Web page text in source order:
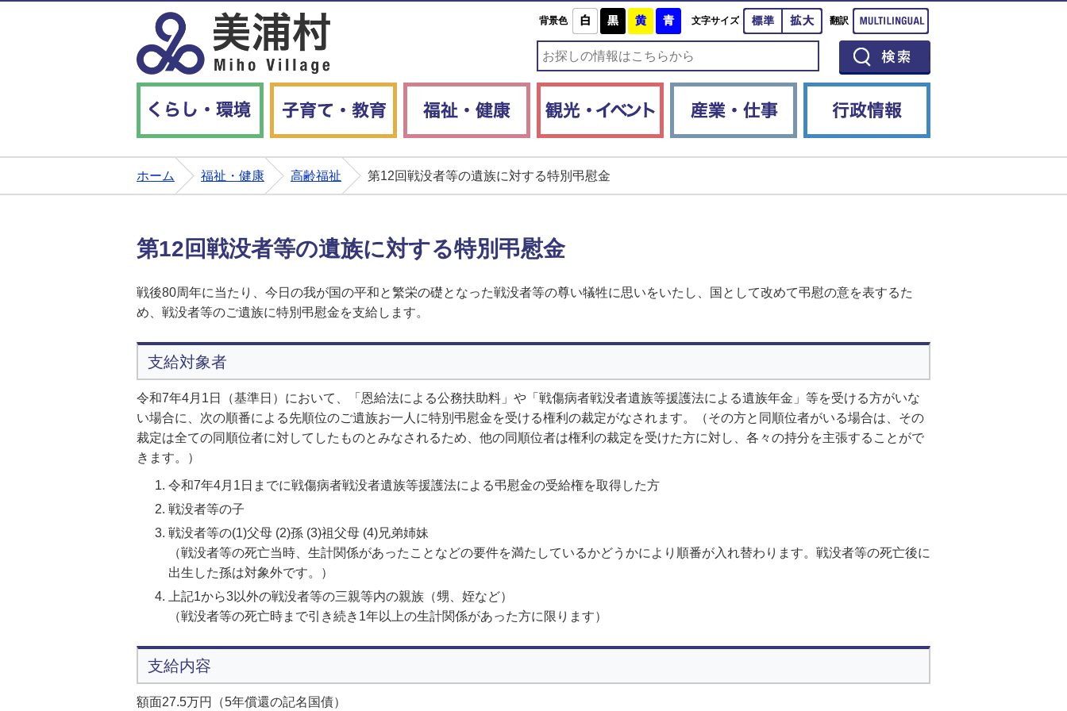
背景色 白 黒 黄 青文字サイズ 標準 拡大
翻訳
ホーム 福祉・健康 高齢福祉 第12回戦没者等の遺族に対する特別弔慰金
第12回戦没者等の遺族に対する特別弔慰金
戦後80周年に当たり、今日の我が国の平和と繁栄の礎となった戦没者等の尊い犠牲に思いをいたし、国として改めて弔慰の意を表するた
め、戦没者等のご遺族に特別弔慰金を支給します。
支給対象者
令和7年4月1日（基準日）において、「恩給法による公務扶助料」や「戦傷病者戦没者遺族等援護法による遺族年金」等を受ける方がいな
い場合に、次の順番による先順位のご遺族お一人に特別弔慰金を受ける権利の裁定がなされます。（その方と同順位者がいる場合は、その
裁定は全ての同順位者に対してしたものとみなされるため、他の同順位者は権利の裁定を受けた方に対し、各々の持分を主張することがで
きます。）
令和7年4月1日までに戦傷病者戦没者遺族等援護法による弔慰金の受給権を取得した方
戦没者等の子
戦没者等の(1)父母 (2)孫 (3)祖父母 (4)兄弟姉妹
（戦没者等の死亡当時、生計関係があったことなどの要件を満たしているかどうかにより順番が入れ替わります。戦没者等の死亡後に
出生した孫は対象外です。）
上記1から3以外の戦没者等の三親等内の親族（甥、姪など）
（戦没者等の死亡時まで引き続き1年以上の生計関係があった方に限ります）
支給内容
額面27.5万円（5年償還の記名国債）